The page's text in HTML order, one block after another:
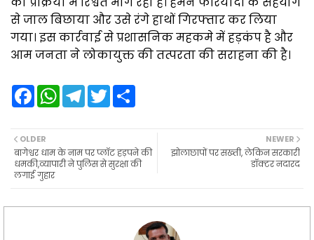
से जाल बिछाया और उसे रंगे हाथों गिरफ्तार कर लिया
गया। इस कार्रवाई से प्रशासनिक महकमे में हड़कंप है और
आम जनता ने लोकायुक्त की तत्परता की सराहना की है।
F
a
b
o
o
k
W
A
p
p
T
e
r
a
m
T
w
e
r
NEWER
झोलाछापों पर सख्ती, लेकिन सरकारी
डॉक्टर नदारद
OLDER
बागेश्वर धाम के नाम पर प्लॉट हड़पने की
धमकी,व्यापारी ने पुलिस से सुरक्षा की
लगाई गुहार